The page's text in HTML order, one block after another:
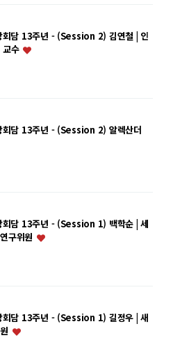
회담 13주년 - (Session 2) 김연철 | 인
교수
회담 13주년 - (Session 2) 알렉산더
회담 13주년 - (Session 1) 백학순 | 세
구위원
회담 13주년 - (Session 1) 길정우 | 새